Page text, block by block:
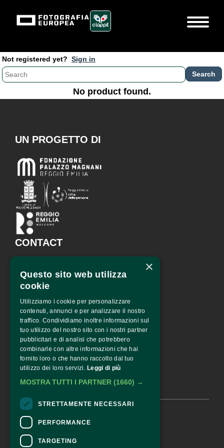
Not registered yet? Sign in
No product found.
UN PROGETTO DI
CONTACT
corso Garibaldi 31 – 42121
Reggio Emilia – Italy
info@fotografiaeuropea.it
SPECIAL SPONSOR
© 2026 •
CONTACTS
×
Questo sito web utilizza
cookie
Utilizziamo i cookie per personalizzare
contenuti, annunci e per analizzare il nostro
traffico. Condividiamo inoltre informazioni sul
tuo utilizzo del nostro sito con i nostri partner
pubblicitari e di analisi che potrebbero
combinarle con altre informazioni che hai
fornito loro o che hanno raccolto dal tuo
utilizzo dei loro servizi. Leggi di più
MOSTRA TUTTI I PARTNER (1660) →
STRETTAMENTE NECESSARI
PERFORMANCE
TARGETING